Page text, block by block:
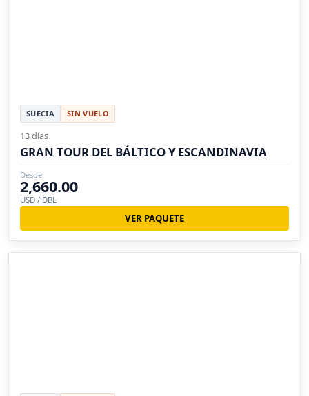
SUECIA SIN VUELO
13 días
GRAN TOUR DEL BÁLTICO Y ESCANDINAVIA
Desde
2,660.00
USD / DBL
VER PAQUETE